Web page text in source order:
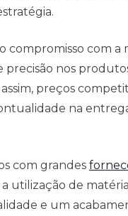
compromisso com a
precisão nos
preços
na
com grandes
utilização de
e um